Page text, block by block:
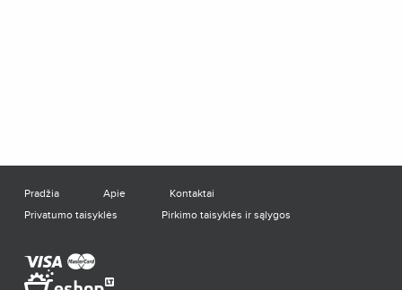
Pradžia Apie
Kontaktai
Privatumo taisyklės
Pirkimo taisyklės ir sąlygos